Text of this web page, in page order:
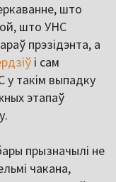
што
што УНС
прэзідэнта, а
і сам
такім выпадку
этапаў
прызначылі не
чакана,